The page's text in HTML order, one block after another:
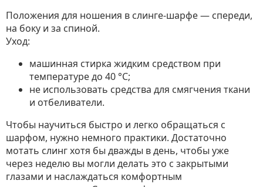
Положения для ношения в слинге-шарфе — спереди,
на боку и за спиной.
Уход:
машинная стирка жидким средством при
температуре до 40 °C;
не использовать средства для смягчения ткани
и отбеливатели.
Чтобы научиться быстро и легко обращаться с
шарфом, нужно немного практики. Достаточно
мотать слинг хотя бы дважды в день, чтобы уже
через неделю вы могли делать это с закрытыми
глазами и наслаждаться комфортным